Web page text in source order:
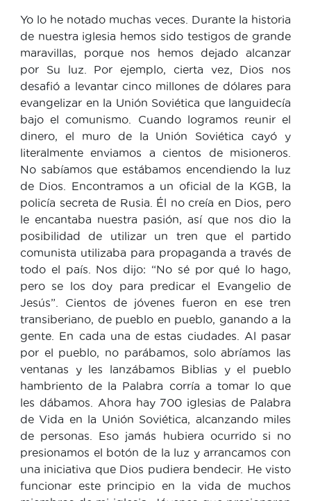
Yo lo he notado muchas veces. Durante la historia
de nuestra iglesia hemos sido testigos de grande
maravillas, porque nos hemos dejado alcanzar
por Su luz. Por ejemplo, cierta vez, Dios nos
desafió a levantar cinco millones de dólares para
evangelizar en la Unión Soviética que languidecía
bajo el comunismo. Cuando logramos reunir el
dinero, el muro de la Unión Soviética cayó y
literalmente enviamos a cientos de misioneros.
No sabíamos que estábamos encendiendo la luz
de Dios. Encontramos a un oficial de la KGB, la
policía secreta de Rusia. Él no creía en Dios, pero
le encantaba nuestra pasión, así que nos dio la
posibilidad de utilizar un tren que el partido
comunista utilizaba para propaganda a través de
todo el país. Nos dijo: “No sé por qué lo hago,
pero se los doy para predicar el Evangelio de
Jesús”. Cientos de jóvenes fueron en ese tren
transiberiano, de pueblo en pueblo, ganando a la
gente. En cada una de estas ciudades. Al pasar
por el pueblo, no parábamos, solo abríamos las
ventanas y les lanzábamos Biblias y el pueblo
hambriento de la Palabra corría a tomar lo que
les dábamos. Ahora hay 700 iglesias de Palabra
de Vida en la Unión Soviética, alcanzando miles
de personas. Eso jamás hubiera ocurrido si no
presionamos el botón de la luz y arrancamos con
una iniciativa que Dios pudiera bendecir. He visto
funcionar este principio en la vida de muchos